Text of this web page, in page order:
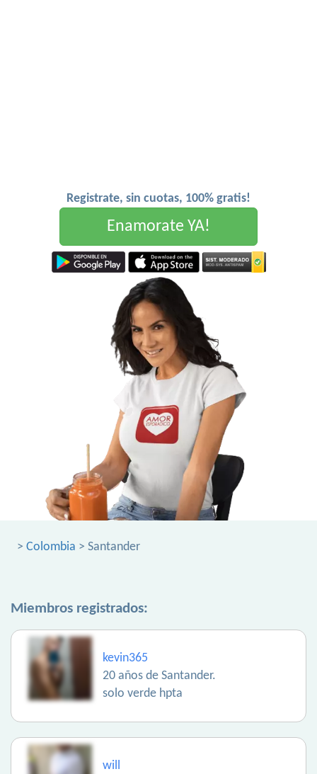
Registrate, sin cuotas, 100% gratis!
Enamorate YA!
> Colombia > Santander
Miembros registrados:
kevin365
20 años de Santander.
solo verde hpta
will